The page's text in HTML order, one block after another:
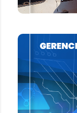
Gerencie
visitantes